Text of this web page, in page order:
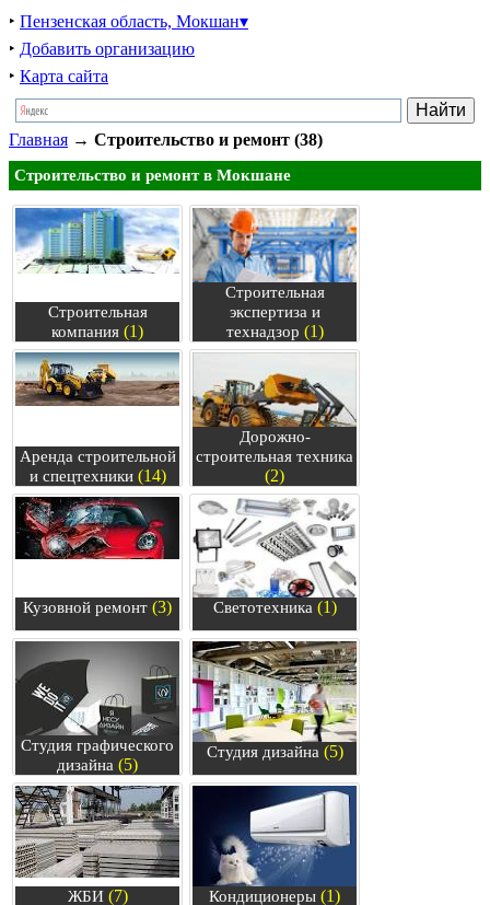
‣ Пензенская область, Мокшан▾
‣ Добавить организацию
‣ Карта сайта
Главная → Строительство и ремонт (38)
Строительство и ремонт в Мокшане
Строительная
компания (1)
Строительная
экспертиза и
технадзор (1)
Аренда строительной
и спецтехники(14)
Дорожно-
строительная техника
(2)
Кузовной ремонт (3) Светотехника (1)
Студия графического
дизайна (5)
Студия дизайна (5)
ЖБИ(7) Кондиционеры (1)